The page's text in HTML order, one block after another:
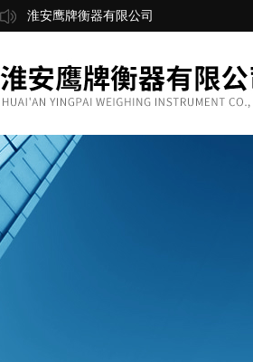
淮安鹰牌衡器有限公司